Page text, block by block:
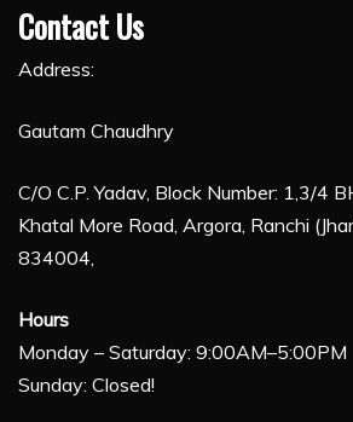
Contact Us
Address:
Gautam Chaudhry
C/O C.P. Yadav, Block Number: 1,3/4
Khatal More Road, Argora, Ranchi
834004,
Hours
Monday – Saturday: 9:00AM–5:00PM
Sunday: Closed!